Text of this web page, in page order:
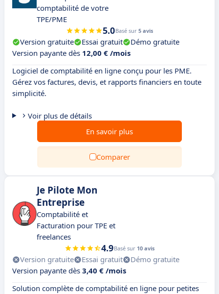
comptabilité de votre
TPE/PME
5.0Basé sur 5 avis
Version gratuite Essai gratuit
Démo gratuite
Version payante dès 12,00 € /mois
Logiciel de comptabilité en ligne conçu pour les PME.
Gérez vos factures, devis, et rapports financiers en toute
simplicité.
Voir plus de détails
En savoir plus
Comparer
Je Pilote Mon
Entreprise
Comptabilité et
Facturation pour TPE et
freelances
4.9Basé sur 10 avis
Version gratuite Essai gratuit
Démo gratuite
Version payante dès 3,40 € /mois
Solution complète de comptabilité en ligne pour petites